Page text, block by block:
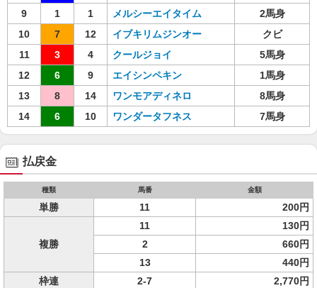
9
1 1 メルシーエイタイム
2馬身
10
7 12 イブキリムジンオー
クビ
11
3 4 クールジョイ
5馬身
12
6 9 エイシンペキン
1馬身
13
8 14 ワンモアディネロ
8馬身
14
6 10 ワンダータフネス 7馬身
払戻金
種類 馬番 金額
単勝 11 200円
複勝
11
130円
2
660円
13
440円
枠連
2-7
2,770円